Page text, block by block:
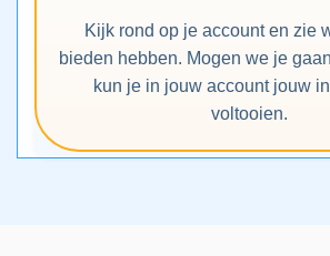
Kijk rond op je account en zie
bieden hebben. Mogen we je
kun je in jouw account jouw
voltooien.